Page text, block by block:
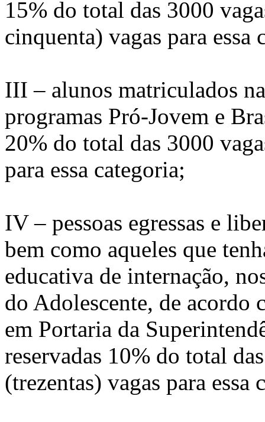
15% do total das 3000
cinquenta) vagas para essa
III – alunos matriculados
programas Pró-Jovem e
20% do total das 3000
para essa categoria;
IV – pessoas egressas e
bem como aqueles que
educativa de internação,
do Adolescente, de acordo
em Portaria da
reservadas 10% do total
(trezentas) vagas para essa